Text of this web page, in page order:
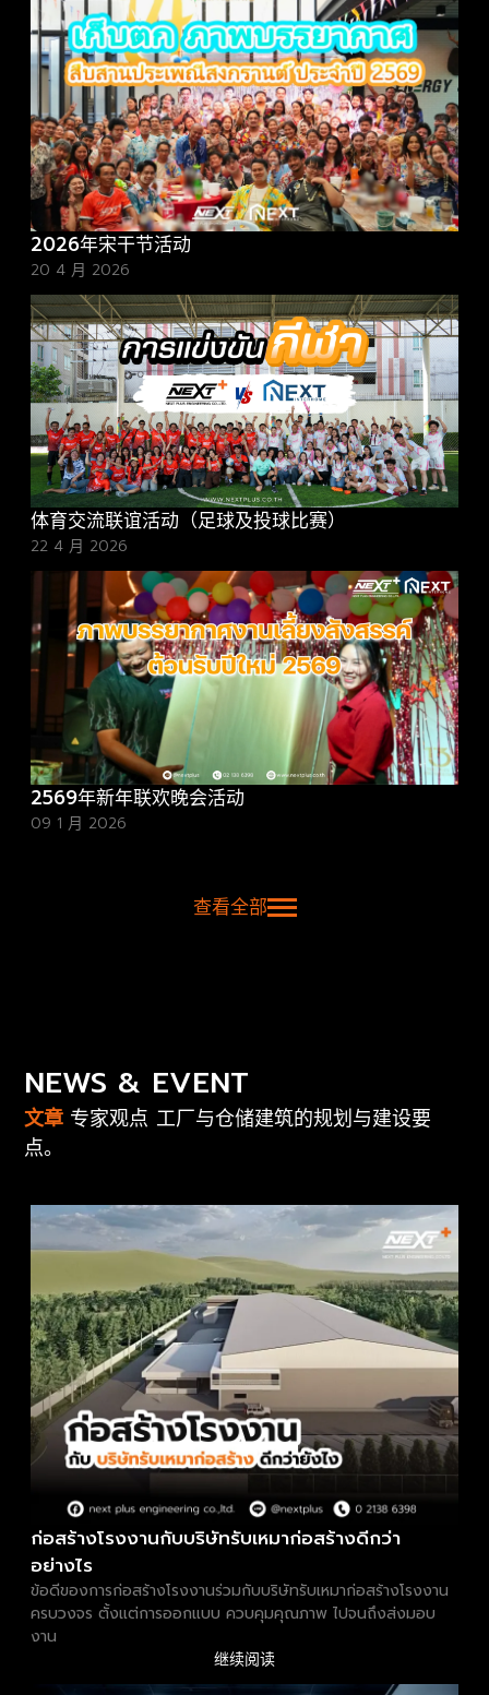
2026年宋干节活动
20 4 月 2026
体育交流联谊活动（足球及投球比赛）
22 4 月 2026
2569年新年联欢晚会活动
09 1 月 2026
查看全部
NEWS & EVENT
文章 专家观点 工厂与仓储建筑的规划与建设要
点。
ก่อสร้างโรงงานกับบริษัทรับเหมาก่อสร้างดีกว่า
อย่างไร
ข้อดีของการก่อสร้างโรงงานร่วมกับบริษัทรับเหมาก่อสร้างโรงงาน
ครบวงจร ตั้งแต่การออกแบบ ควบคุมคุณภาพ ไปจนถึงส่งมอบ
งาน
继续阅读